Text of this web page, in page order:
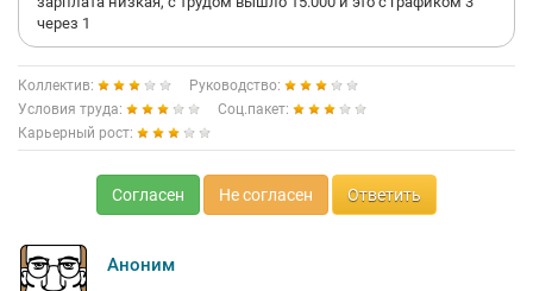
среднего). С коллективом в принципе мне повезло, кроме и.о.
Перспективы карьерного роста очень сомнительны. Можно,
невыполнения планов, но мало кого это устроит. Компании
выгодна текучка, выгодно меньше платить продавцам и
вычитать с них невесть бог за что.
цену, и свои способности, туда лучше не идти.
через 1
Коллектив:
Руководство:
Условия труда:
Соц.пакет:
Карьерный рост:
Согласен Не согласен Ответить
Аноним